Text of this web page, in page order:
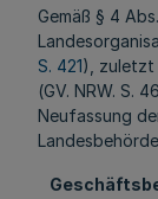
Gemäß § 4
S. 421), zuletzt
(GV. NRW. S.
Neufassung